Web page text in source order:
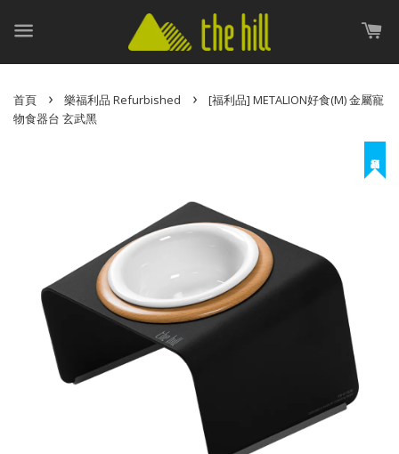
首頁 › 樂福利品 Refurbished ›
[福利品] METALION好食(M) 金屬寵
物食器台 玄武黑